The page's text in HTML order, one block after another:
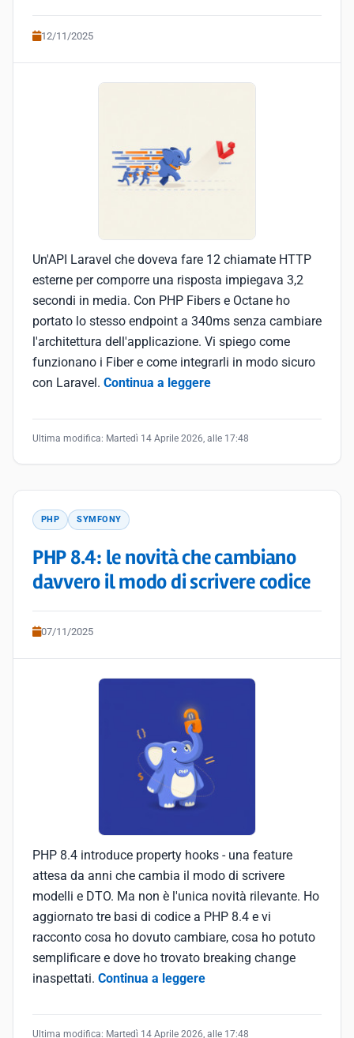
12/11/2025
Un'API Laravel che doveva fare 12 chiamate HTTP
esterne per comporre una risposta impiegava 3,2
secondi in media. Con PHP Fibers e Octane ho
portato lo stesso endpoint a 340ms senza cambiare
l'architettura dell'applicazione. Vi spiego come
funzionano i Fiber e come integrarli in modo sicuro
con Laravel. Continua a leggere
Ultima modifica: Martedì 14 Aprile 2026, alle 17:48
PHP SYMFONY
PHP 8.4: le novità che cambiano
davvero il modo di scrivere codice
07/11/2025
PHP 8.4 introduce property hooks - una feature
attesa da anni che cambia il modo di scrivere
modelli e DTO. Ma non è l'unica novità rilevante. Ho
aggiornato tre basi di codice a PHP 8.4 e vi
racconto cosa ho dovuto cambiare, cosa ho potuto
semplificare e dove ho trovato breaking change
inaspettati. Continua a leggere
Ultima modifica: Martedì 14 Aprile 2026, alle 17:48